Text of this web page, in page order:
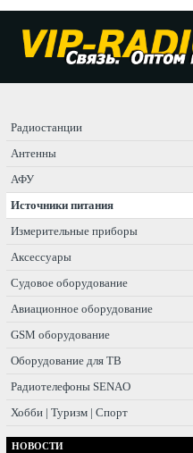
Радиостанции
Антенны
АФУ
Источники питания
Измерительные приборы
Аксессуары
Судовое оборудование
Авиационное оборудование
GSM оборудование
Оборудование для ТВ
Радиотелефоны SENAO
Хобби | Туризм | Спорт
НОВОСТИ